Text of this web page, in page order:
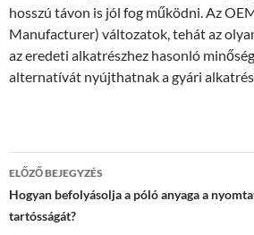
hosszú távon is jól fog működni. Az
Manufacturer) változatok, tehát az
az eredeti alkatrészhez hasonló
alternatívát nyújthatnak a gyári
Bejegyzések
navigációja
ELŐZŐ BEJEGYZÉS
Hogyan befolyásolja a póló anyaga a
tartósságát?